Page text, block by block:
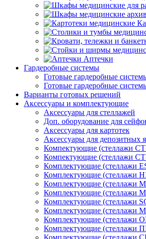
Аптечки
Гардеробные системы
Готовые гардеробные
Готовые гардеробные
Варианты готовых решений
Аксессуары и комплектующие
Аксессуары для стеллажей
Доп. оборудование для
Аксессуары для картотек
Аксессуары для депозитных
Компектующие (стеллажи
Компектующие (стеллажи
Комплектующие
Комплектующие (стеллажи
Комплектующие (стеллажи
Комплектующие (стеллажи
Комплектующие (стеллажи
Комплектующие (стеллажи
Комплектующие
Комплектующие (стеллажи
Комплектующие (стеллажи